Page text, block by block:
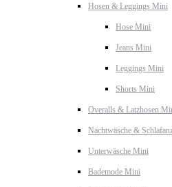
Hosen & Leggings Mini
Hose Mini
Jeans Mini
Leggings Mini
Shorts Mini
Overalls & Latzhosen
Nachtwäsche &
Unterwäsche Mini
Bademode Mini